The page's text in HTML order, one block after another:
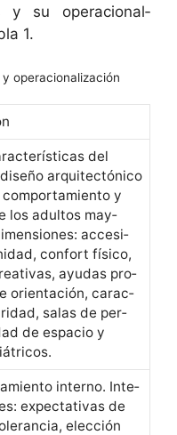
y su opera­cional­
1.
y operacionalización
del
arqui­tec­tóni­co
y
los adul­tos may­
acce­si­
con­fort físi­co,
ayu­das pro­
ori­entación, car­ac­
salas de per­
de espa­cio y
inter­no. Inte­
expec­ta­ti­vas de
elec­ción